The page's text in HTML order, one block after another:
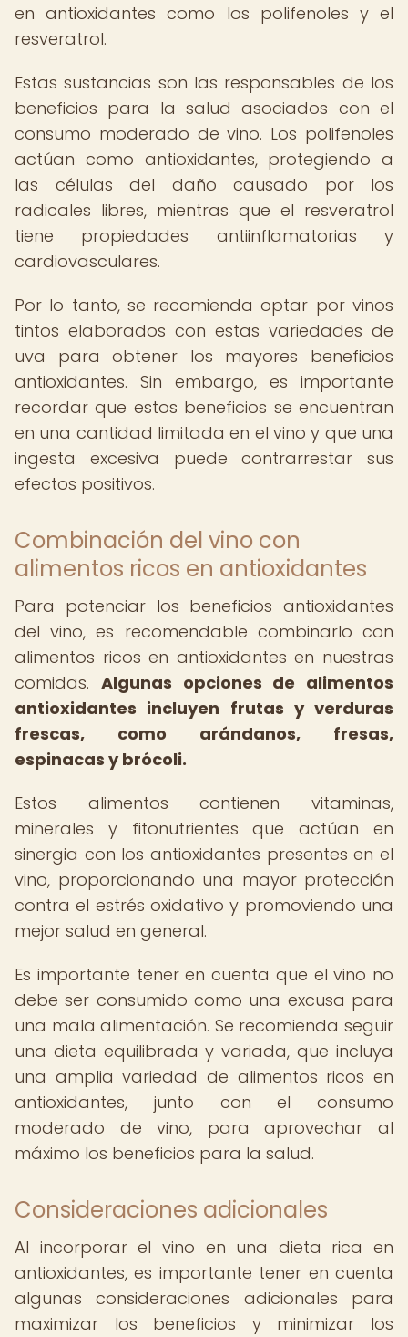
en antioxidantes como los polifenoles y el
resveratrol.
Estas sustancias son las responsables de los
beneficios para la salud asociados con el
consumo moderado de vino. Los polifenoles
actúan como antioxidantes, protegiendo a
las células del daño causado por los
radicales libres, mientras que el resveratrol
tiene propiedades antiinflamatorias y
cardiovasculares.
Por lo tanto, se recomienda optar por vinos
tintos elaborados con estas variedades de
uva para obtener los mayores beneficios
antioxidantes. Sin embargo, es importante
recordar que estos beneficios se encuentran
en una cantidad limitada en el vino y que una
ingesta excesiva puede contrarrestar sus
efectos positivos.
Combinación del vino con
alimentos ricos en antioxidantes
Para potenciar los beneficios antioxidantes
del vino, es recomendable combinarlo con
alimentos ricos en antioxidantes en nuestras
comidas. Algunas opciones de alimentos
antioxidantes incluyen frutas y verduras
frescas, como arándanos, fresas,
espinacas y brócoli.
Estos alimentos contienen vitaminas,
minerales y fitonutrientes que actúan en
sinergia con los antioxidantes presentes en el
vino, proporcionando una mayor protección
contra el estrés oxidativo y promoviendo una
mejor salud en general.
Es importante tener en cuenta que el vino no
debe ser consumido como una excusa para
una mala alimentación. Se recomienda seguir
una dieta equilibrada y variada, que incluya
una amplia variedad de alimentos ricos en
antioxidantes, junto con el consumo
moderado de vino, para aprovechar al
máximo los beneficios para la salud.
Consideraciones adicionales
Al incorporar el vino en una dieta rica en
antioxidantes, es importante tener en cuenta
algunas consideraciones adicionales para
maximizar los beneficios y minimizar los